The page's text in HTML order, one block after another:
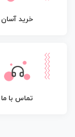
خرید آسان
تماس با ما